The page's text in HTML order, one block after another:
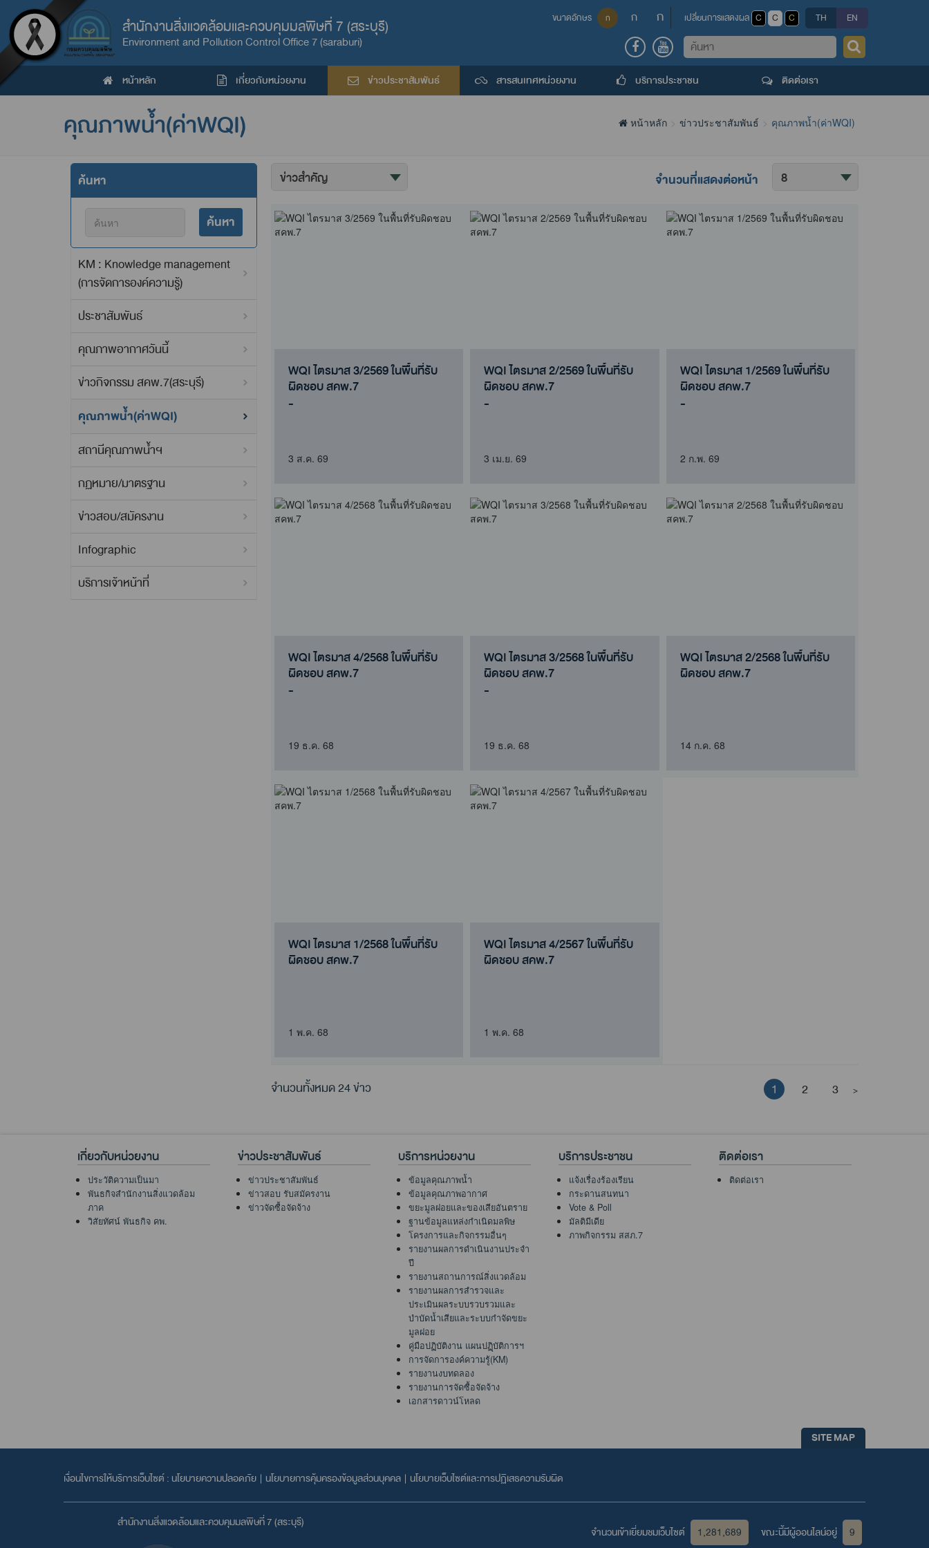
สำนักงานสิ่งแวดล้อมและควบคุมมลพิษที่ 7 (สระบุรี)
Environment and Pollution Control Office 7 (saraburi)
ขนาดอักษร ก ก ก เปลี่ยนการแสดงผล C C C TH EN
ค้นหา
หน้าหลัก เกี่ยวกับหน่วยงาน ข่าวประชาสัมพันธ์ สารสนเทศหน่วยงาน บริการประชาชน ติดต่อเรา
คุณภาพน้ำ(ค่าWQI) หน้าหลัก ข่าวประชาสัมพันธ์ คุณภาพน้ำ(ค่าWQI)
ค้นหา
ค้นหา
KM : Knowledge management
(การจัดการองค์ความรู้)
ประชาสัมพันธ์
คุณภาพอากาศวันนี้
ข่าวกิจกรรม สคพ.7(สระบุรี)
คุณภาพน้ำ(ค่าWQI)
สถานีคุณภาพน้ำฯ
กฏหมาย/มาตรฐาน
ข่าวสอบ/สมัครงาน
Infographic
บริการเจ้าหน้าที่
จัด
เรียง
จำนวนที่แสดงต่อหน้า
WQI ไตรมาส 3/2569 ในพื้นที่รับ
ผิดชอบ สคพ.7
-
3 ส.ค. 69
WQI ไตรมาส 2/2569 ในพื้นที่รับ
ผิดชอบ สคพ.7
-
3 เม.ย. 69
WQI ไตรมาส 1/2569 ในพื้นที่รับ
ผิดชอบ สคพ.7
-
2 ก.พ. 69
WQI ไตรมาส 4/2568 ในพื้นที่รับ
ผิดชอบ สคพ.7
-
19 ธ.ค. 68
WQI ไตรมาส 3/2568 ในพื้นที่รับ
ผิดชอบ สคพ.7
-
19 ธ.ค. 68
WQI ไตรมาส 2/2568 ในพื้นที่รับ
ผิดชอบ สคพ.7
14 ก.ค. 68
WQI ไตรมาส 1/2568 ในพื้นที่รับ
ผิดชอบ สคพ.7
1 พ.ค. 68
WQI ไตรมาส 4/2567 ในพื้นที่รับ
ผิดชอบ สคพ.7
1 พ.ค. 68
จำนวนทั้งหมด 24 ข่าว 1 2 3 >
เกี่ยวกับหน่วยงาน
ประวัติความเป็นมา
พันธกิจสำนักงานสิ่งแวดล้อม
ภาค
วิสัยทัศน์ พันธกิจ คพ.
ข่าวประชาสัมพันธ์
ข่าวประชาสัมพันธ์
ข่าวสอบ รับสมัครงาน
ข่าวจัดซื้อจัดจ้าง
บริการหน่วยงาน
ข้อมูลคุณภาพน้ำ
ข้อมูลคุณภาพอากาศ
ขยะมูลฝอยและของเสียอันตราย
ฐานข้อมูลแหล่งกำเนิดมลพิษ
โครงการและกิจกรรมอื่นๆ
รายงานผลการดำเนินงานประจำ
ปี
รายงานสถานการณ์สิ่งแวดล้อม
รายงานผลการสำรวจและ
ประเมินผลระบบรวบรวมและ
บำบัดน้ำเสียและระบบกำจัดขยะ
มูลฝอย
คู่มือปฏิบัติงาน แผนปฏฺิบัติการฯ
การจัดการองค์ความรู้(KM)
รายงานงบทดลอง
รายงานการจัดซื้อจัดจ้าง
เอกสารดาวน์โหลด
บริการประชาชน
แจ้งเรื่องร้องเรียน
กระดานสนทนา
Vote & Poll
มัลติมีเดีย
ภาพกิจกรรม สสภ.7
ติดต่อเรา
ติดต่อเรา
SITE MAP
เงื่อนไขการให้บริการเว็บไซต์ : นโยบายความปลอดภัย | นโยบายการคุ้มครองข้อมูลส่วนบุคคล | นโยบายเว็บไซต์และการปฏิเสธความรับผิด
สำนักงานสิ่งแวดล้อมและควบคุมมลพิษที่ 7 (สระบุรี)
จำนวนเข้าเยี่ยมชมเว็บไซต์ 1,281,689 ขณะนี้มีผู้ออนไลน์อยู่ 9